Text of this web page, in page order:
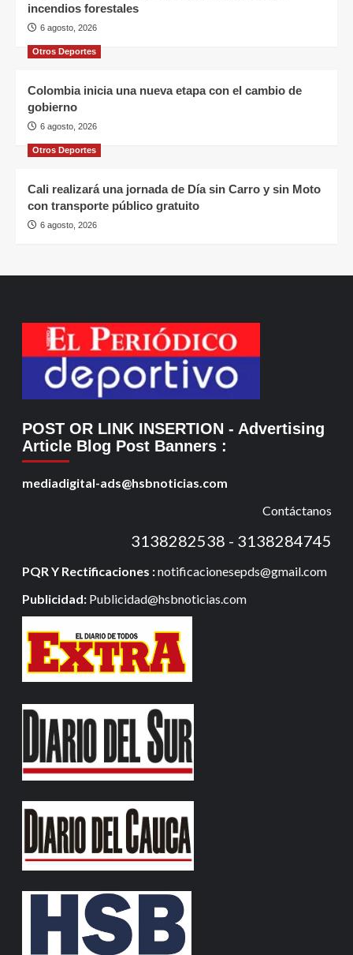
incendios forestales
6 agosto, 2026
Otros Deportes
Colombia inicia una nueva etapa con el cambio de
gobierno
6 agosto, 2026
Otros Deportes
Cali realizará una jornada de Día sin Carro y sin Moto
con transporte público gratuito
6 agosto, 2026
POST OR LINK INSERTION - Advertising
Article Blog Post Banners :
mediadigital-ads@hsbnoticias.com
Contáctanos
3138282538 - 3138284745
PQR Y Rectificaciones :notificacionesepds@gmail.com
Publicidad: Publicidad@hsbnoticias.com